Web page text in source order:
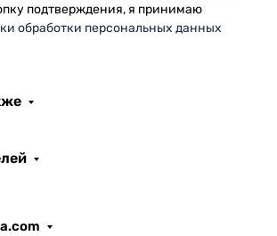
подтверждения, я принимаю
обработки персональных данных